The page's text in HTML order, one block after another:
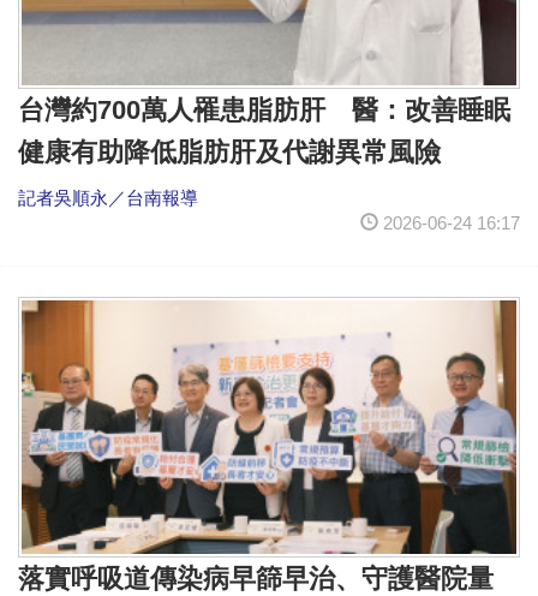
台灣約700萬人罹患脂肪肝 醫：改善睡眠
健康有助降低脂肪肝及代謝異常風險
記者吳順永／台南報導
2026-06-24 16:17
落實呼吸道傳染病早篩早治、守護醫院量